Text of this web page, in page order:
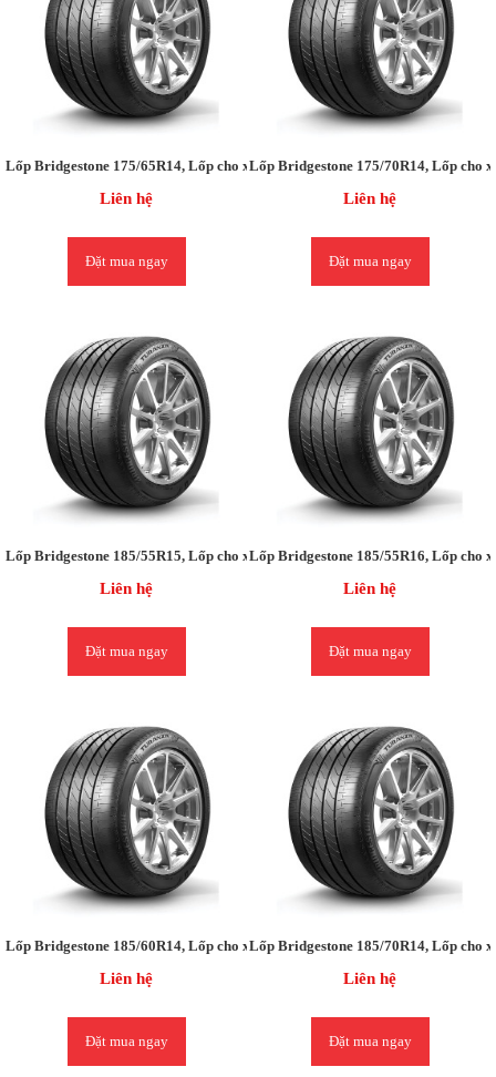
Lốp Bridgestone 175/65R14, Lốp cho xe Fiat SIENA / Vios Limo, Ford Fiesta
Liên hệ
Đặt mua ngay
Lốp Bridgestone 175/70R14, Lốp cho
Liên hệ
Đặt mua ngay
Lốp Bridgestone 185/55R15, Lốp cho xe FIESTA 1.5AT / Attrage / Mazda 2/
Liên hệ
Đặt mua ngay
Lốp Bridgestone 185/55R16, Lốp cho
Liên hệ
Đặt mua ngay
Lốp Bridgestone 185/60R14, Lốp cho xe Chevrolet AVEO / Hyundai Getz
Liên hệ
Đặt mua ngay
Lốp Bridgestone 185/70R14, Lốp cho
Liên hệ
Đặt mua ngay